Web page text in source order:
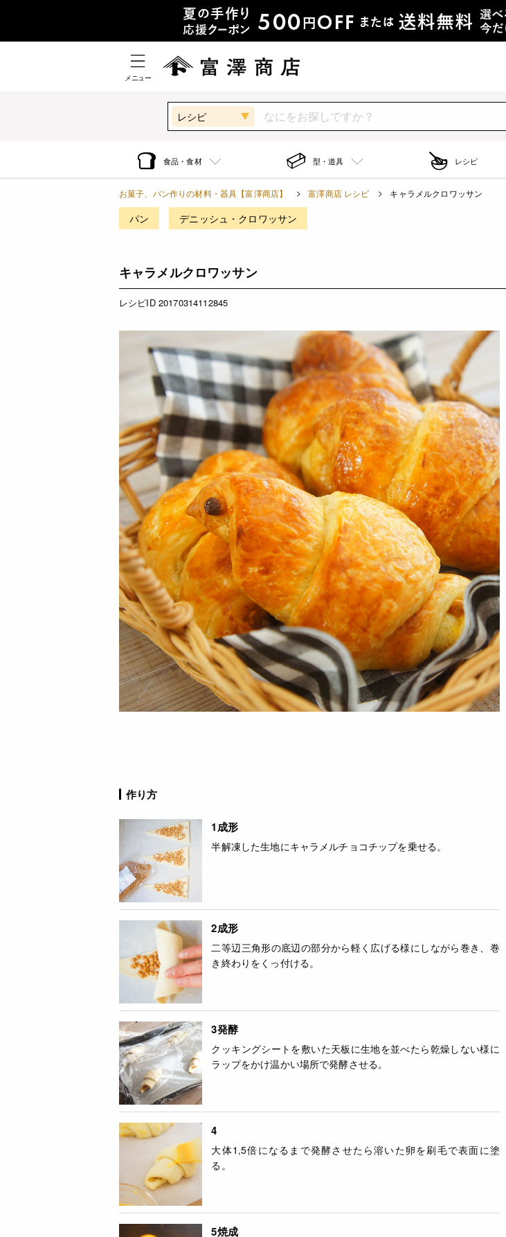
メニュー
レシピ
食品・食材 型・道具 レシピ
お菓子、パン作りの材料・器具【富澤商店】 富澤商店 レシピ キャラメルクロワッサン
パン デニッシュ・クロワッサン
キャラメルクロワッサン
レシピID 20170314112845
作り方
1成形
半解凍した生地にキャラメルチョコチップを乗せる。
2成形
二等辺三角形の底辺の部分から軽く広げる様にしながら巻き、巻
き終わりをくっ付ける。
3発酵
クッキングシートを敷いた天板に生地を並べたら乾燥しない様に
ラップをかけ温かい場所で発酵させる。
4
大体1,5倍になるまで発酵させたら溶いた卵を刷毛で表面に塗
る。
5焼成